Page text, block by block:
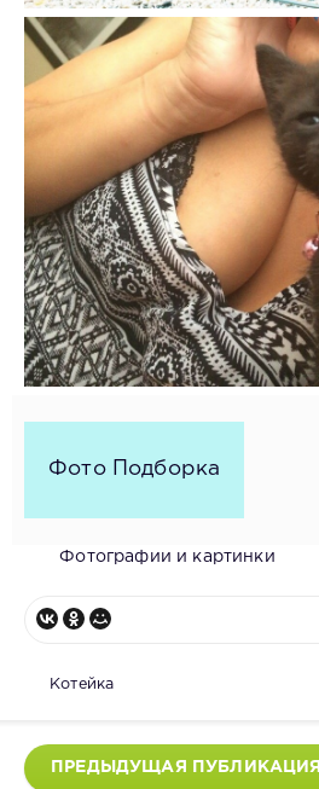
Фото Подборка
Фотографии и картинки
Котейка
ПРЕДЫДУЩАЯ ПУБЛИКАЦИЯ